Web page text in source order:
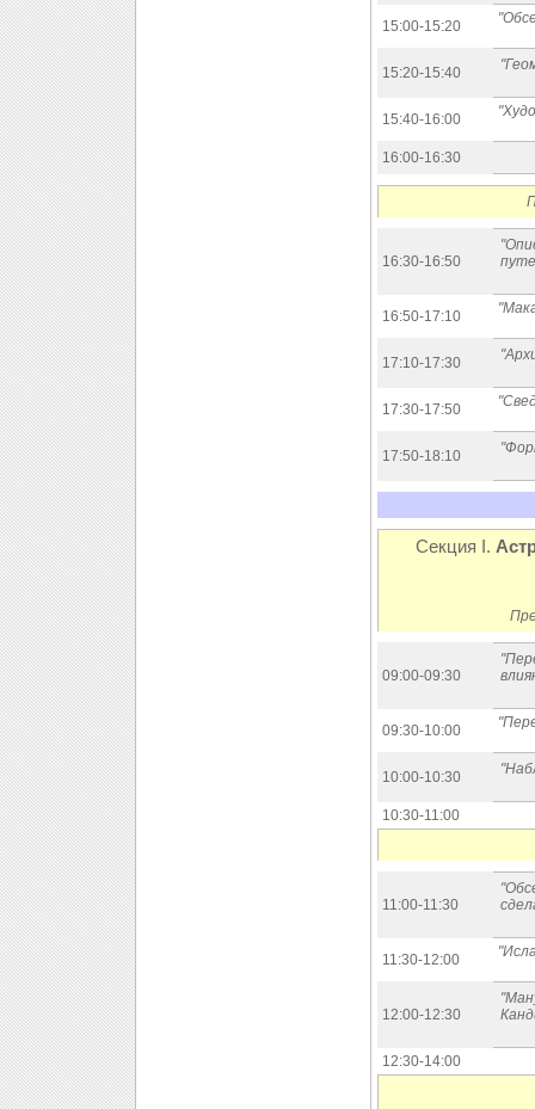
15:00-15:20
15:20-15:40
15:40-16:00
16:00-16:30
16:30-16:50
16:50-17:10
17:10-17:30
17:30-17:50
17:50-18:10
Секция I.
09:00-09:30
09:30-10:00
10:00-10:30
10:30-11:00
11:00-11:30
11:30-12:00
12:00-12:30
12:30-14:00